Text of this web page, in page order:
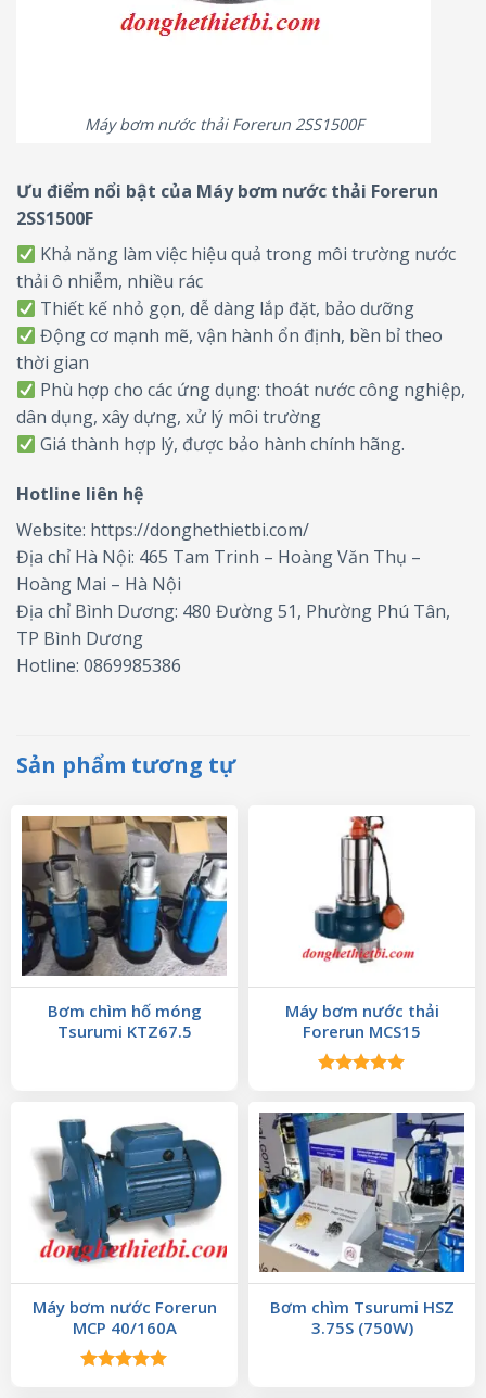
Máy bơm nước thải Forerun 2SS1500F
Ưu điểm nổi bật của Máy bơm nước thải Forerun
2SS1500F
Khả năng làm việc hiệu quả trong môi trường nước
thải ô nhiễm, nhiều rác
Thiết kế nhỏ gọn, dễ dàng lắp đặt, bảo dưỡng
Động cơ mạnh mẽ, vận hành ổn định, bền bỉ theo
thời gian
Phù hợp cho các ứng dụng: thoát nước công nghiệp,
dân dụng, xây dựng, xử lý môi trường
Giá thành hợp lý, được bảo hành chính hãng.
Hotline liên hệ
Website: https://donghethietbi.com/
Địa chỉ Hà Nội: 465 Tam Trinh – Hoàng Văn Thụ –
Hoàng Mai – Hà Nội
Địa chỉ Bình Dương: 480 Đường 51, Phường Phú Tân,
TP Bình Dương
Hotline: 0869985386
Sản phẩm tương tự
Bơm chìm hố móng
Tsurumi KTZ67.5
Máy bơm nước thải
Forerun MCS15
5 sao
Máy bơm nước Forerun
MCP 40/160A
Bơm chìm Tsurumi HSZ
3.75S (750W)